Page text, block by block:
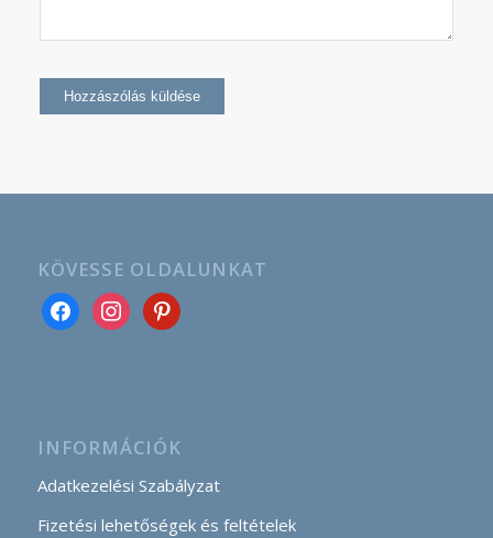
KÖVESSE OLDALUNKAT
INFORMÁCIÓK
Adatkezelési Szabályzat
Fizetési lehetőségek és feltételek